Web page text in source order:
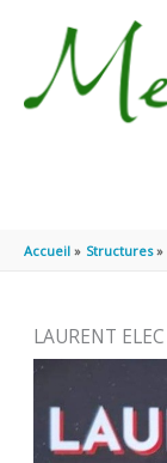
Accueil Structures
LAURENT ELEC